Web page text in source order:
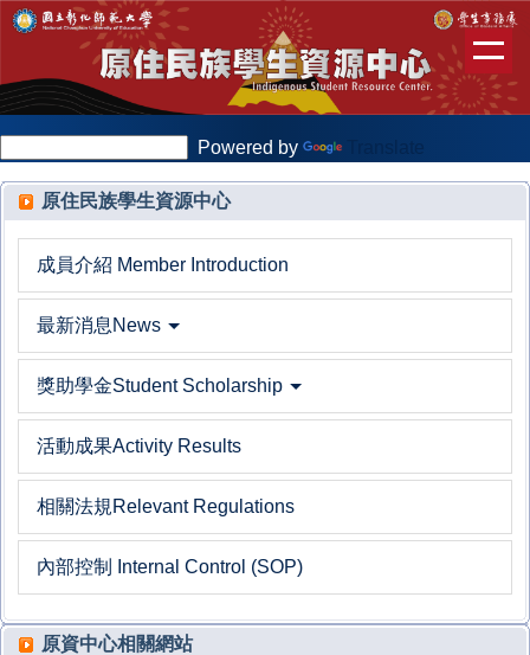
跳
主
要
內
容
區
Powered by
原住民族學生資源中心
成員介紹 Member Introduction
最新消息News
獎助學金Student Scholarship
活動成果Activity Results
相關法規Relevant Regulations
內部控制 Internal Control (SOP)
原資中心相關網站